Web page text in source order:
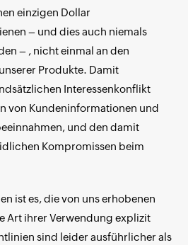
einzigen Dollar
– und dies auch niemals
– , nicht einmal an den
Produkte. Damit
Interessenkonflikt
von Kundeninformationen und
und den damit
Kompromissen beim
ist es, die von uns erhobenen
Art ihrer Verwendung explizit
sind leider ausführlicher als